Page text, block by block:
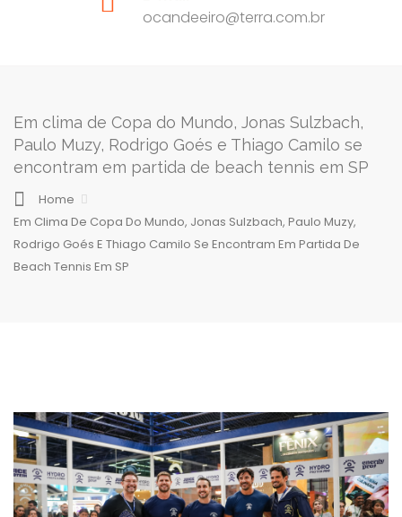
ocandeeiro@terra.com.br
Em clima de Copa do Mundo, Jonas Sulzbach,
Paulo Muzy, Rodrigo Goés e Thiago Camilo se
encontram em partida de beach tennis em SP
Home
Em Clima De Copa Do Mundo, Jonas Sulzbach, Paulo Muzy,
Rodrigo Goés E Thiago Camilo Se Encontram Em Partida De
Beach Tennis Em SP